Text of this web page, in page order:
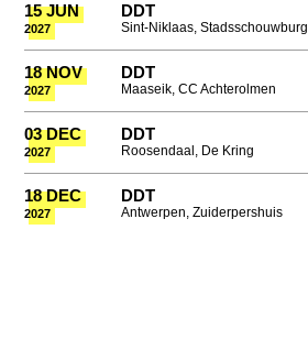
15 JUN
2027
DDT
Sint-Niklaas, Stadsschouwburg
18 NOV
2027
DDT
Maaseik, CC Achterolmen
03 DEC
2027
DDT
Roosendaal, De Kring
18 DEC
2027
DDT
Antwerpen, Zuiderpershuis